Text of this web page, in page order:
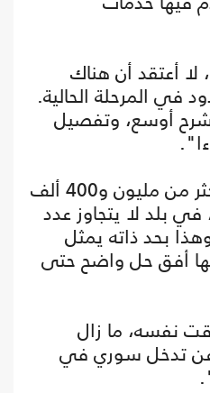
أعتقد أن هناك
في المرحلة الحالية.
شرح أوسع، وتفصيل
وأردف: "لدينا اليوم أكثر من مليون و400 ألف
في بلد لا يتجاوز عدد
وهذا بحد ذاته يمثل
أفق حل واضح حتى
نفسه، ما زال
تدخل سوري في